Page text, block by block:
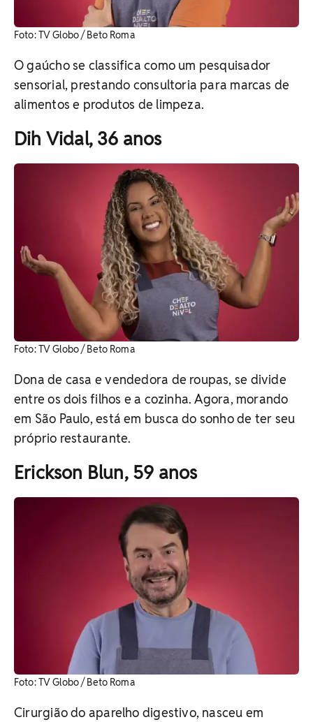
Foto: TV Globo / Beto Roma
O gaúcho se classifica como um pesquisador
sensorial, prestando consultoria para marcas de
alimentos e produtos de limpeza.
Dih Vidal, 36 anos
Foto: TV Globo / Beto Roma
Dona de casa e vendedora de roupas, se divide
entre os dois filhos e a cozinha. Agora, morando
em São Paulo, está em busca do sonho de ter seu
próprio restaurante.
Erickson Blun, 59 anos
Foto: TV Globo / Beto Roma
Cirurgião do aparelho digestivo, nasceu em